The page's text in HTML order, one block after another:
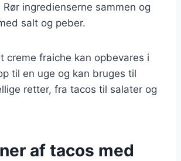
Rør ingredienserne sammen og
salt og peber.
creme fraiche kan opbevares i
til en uge og kan bruges til
retter, fra tacos til salater og
af tacos med